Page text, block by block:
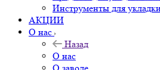
Инструменты для
АКЦИИ
О нас
Назад
О нас